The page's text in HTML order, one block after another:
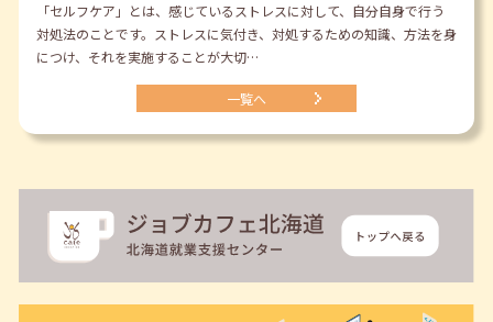
「セルフケア」とは、感じているストレスに対して、自分自身で行う
対処法のことです。ストレスに気付き、対処するための知識、方法を身
につけ、それを実施することが大切…
一覧へ